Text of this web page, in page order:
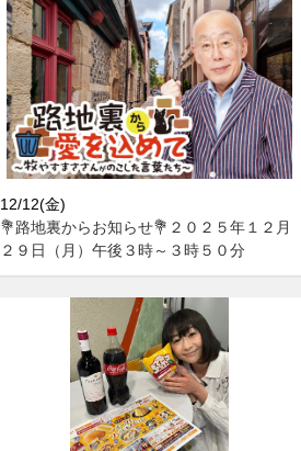
12/12(金)
💐路地裏からお知らせ💐２０２５年１２月
２９日（月）午後３時～３時５０分